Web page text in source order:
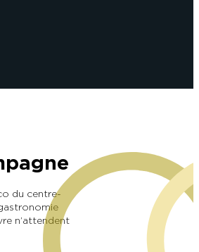
du centre-
n’attendent